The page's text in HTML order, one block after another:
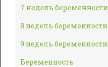
7 недель беременности
8 недель беременности
9 недель беременности
Беременность